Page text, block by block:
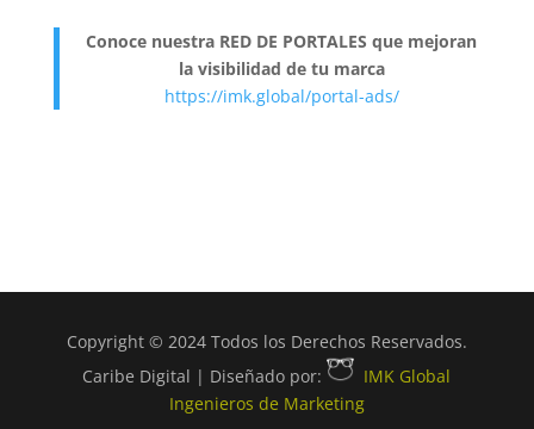
Conoce nuestra RED DE PORTALES que mejoran
la visibilidad de tu marca
https://imk.global/portal-ads/
Copyright © 2024 Todos los Derechos Reservados.
Caribe Digital | Diseñado por:
IMK Global
Ingenieros de Marketing